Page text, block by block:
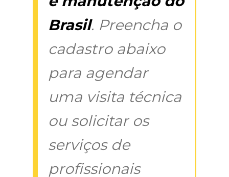
Brasil. Preencha o
cadastro abaixo
para agendar
uma visita técnica
ou solicitar os
serviços de
profissionais